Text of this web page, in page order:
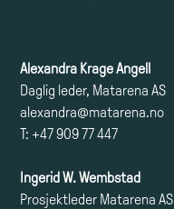
Alexandra Krage Angell
Daglig leder, Matarena AS
alexandra@matarena.no
T: +47 909 77 447
Ingerid W. Wembstad
Prosjektleder Matarena AS